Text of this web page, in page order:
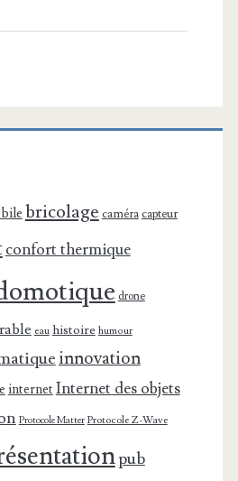
bricolage caméra capteur
confort thermique
drone
eau histoire humour
innovation
internet Internet des objets
Protocole Matter Protocole Z-Wave
pub